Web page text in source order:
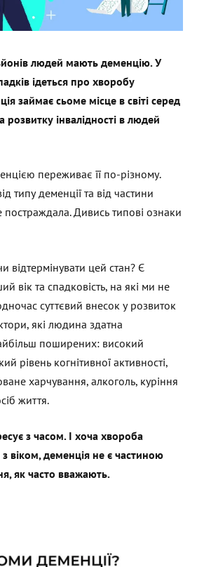
людей мають деменцію. У
ідеться про хворобу
займає сьоме місце в світі серед
розвитку інвалідності в людей
переживає її по-різному.
типу деменції та від частини
постраждала. Дивись типові ознаки
відтермінувати цей стан? Є
вік та спадковість, на які ми не
суттєвий внесок у розвиток
які людина здатна
поширених: високий
рівень когнітивної активності,
харчування, алкоголь, куріння
життя.
з часом. І хоча хвороба
з віком, деменція не є частиною
як часто вважають.